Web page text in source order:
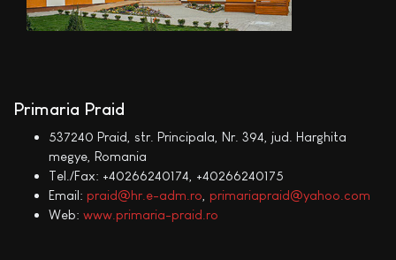
Primaria Praid
537240 Praid, str. Principala, Nr. 394, jud. Harghita
megye, Romania
Tel./Fax: +40266240174, +40266240175
Email: praid@hr.e-adm.ro primariapraid@yahoo.com
Web: www.primaria-praid.ro